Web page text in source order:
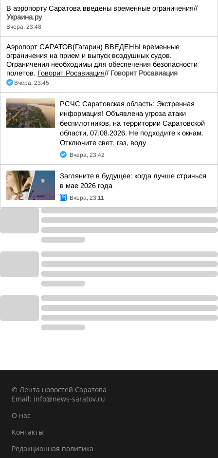
В аэропорту Саратова введены временные ограничения//
Украина.ру
Вчера, 23:48
Аэропорт САРАТОВ(Гагарин) ВВЕДЕНЫ временные
ограничения на прием и выпуск воздушных судов.
Ограничения необходимы для обеспечения безопасности
полетов. Говорит Росавиация// Говорит Росавиация
Вчера, 23:45
РСЧС Саратовская область: Экстренная
информация! Объявлена угроза атаки
беспилотников, на территории Саратовской
области, 07.08.2026. Не подходите к окнам.
Отключите свет, газ, воду
Вчера, 23:42
Загляните в будущее: когда лучше стричься
в мае 2026 года
Вчера, 23:11
© Лента новостей Саратова
Email: info@news-saratov.ru
О нас
Контакты
Редакционная политика